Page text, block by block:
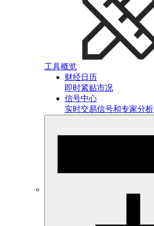
工具概览
财经日历
即时紧贴市况
信号中心
实时交易信号和专家分析